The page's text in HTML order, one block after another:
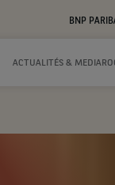
BNP
ACTUALITÉS &